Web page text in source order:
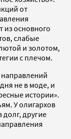
от
из основного
слабые
и золотом,
с плечом.
не в моде, и
истории».
У олигархов
долг, другие